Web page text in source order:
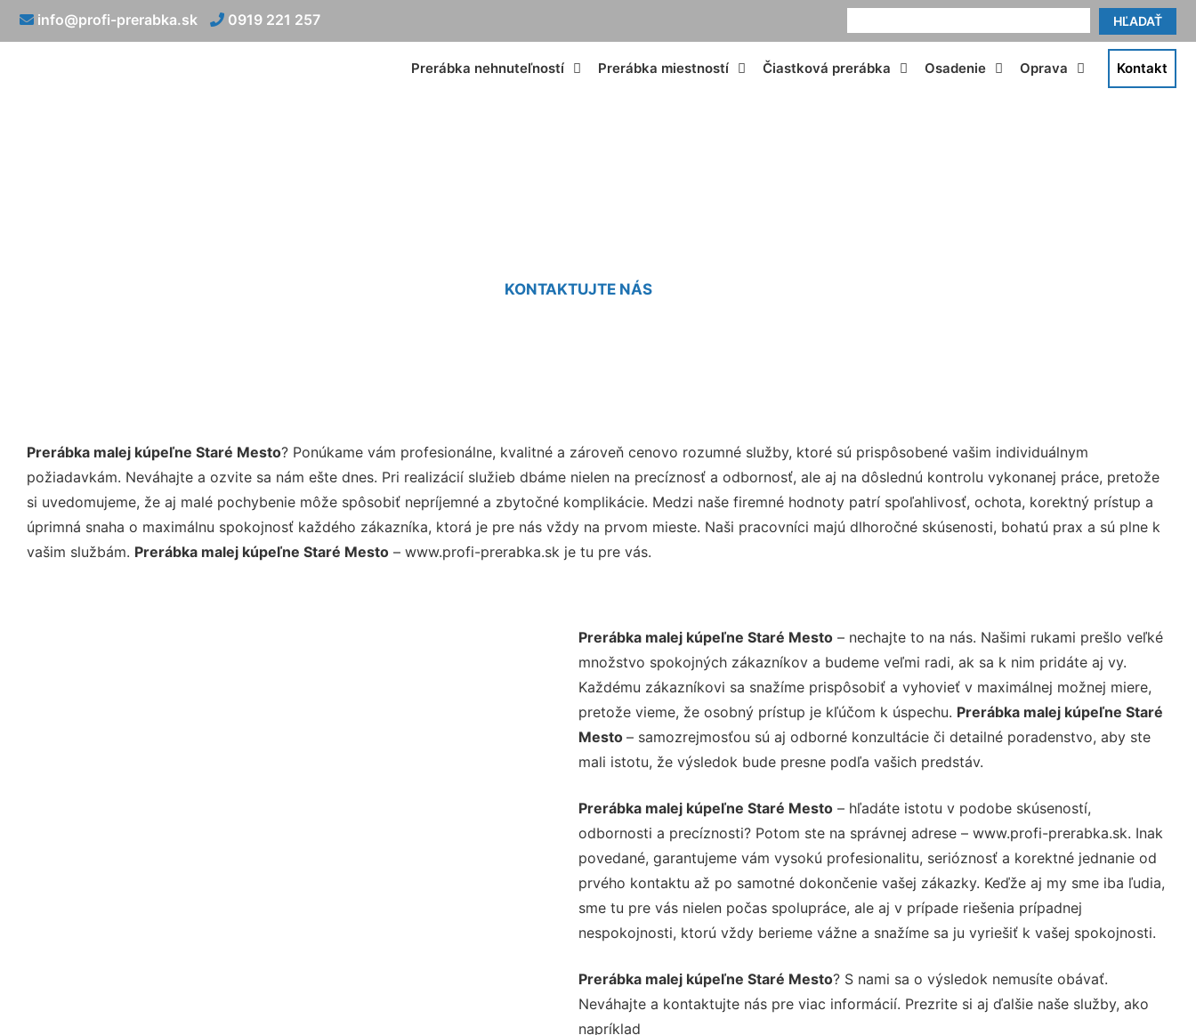
HĽADAŤ
info@profi-prerabka.sk 0919 221 257
Prerábka nehnuteľností Prerábka miestností Čiastková prerábka Osadenie Oprava Kontakt
KONTAKTUJTE NÁS
Prerábka malej kúpeľne Staré Mesto? Ponúkame vám profesionálne, kvalitné a zároveň cenovo rozumné služby, ktoré sú prispôsobené vašim individuálnym
požiadavkám. Neváhajte a ozvite sa nám ešte dnes. Pri realizácií služieb dbáme nielen na precíznosť a odbornosť, ale aj na dôslednú kontrolu vykonanej práce, pretože
si uvedomujeme, že aj malé pochybenie môže spôsobiť nepríjemné a zbytočné komplikácie. Medzi naše firemné hodnoty patrí spoľahlivosť, ochota, korektný prístup a
úprimná snaha o maximálnu spokojnosť každého zákazníka, ktorá je pre nás vždy na prvom mieste. Naši pracovníci majú dlhoročné skúsenosti, bohatú prax a sú plne k
vašim službám. Prerábka malej kúpeľne Staré Mesto – www.profi-prerabka.sk je tu pre vás.
Prerábka malej kúpeľne Staré Mesto– nechajte to na nás. Našimi rukami prešlo veľké
množstvo spokojných zákazníkov a budeme veľmi radi, ak sa k nim pridáte aj vy.
Každému zákazníkovi sa snažíme prispôsobiť a vyhovieť v maximálnej možnej miere,
pretože vieme, že osobný prístup je kľúčom k úspechu. Prerábka malej kúpeľne Staré
Mesto – samozrejmosťou sú aj odborné konzultácie či detailné poradenstvo, aby ste
mali istotu, že výsledok bude presne podľa vašich predstáv.
Prerábka malej kúpeľne Staré Mesto– hľadáte istotu v podobe skúseností,
odbornosti a precíznosti? Potom ste na správnej adrese – www.profi-prerabka.sk. Inak
povedané, garantujeme vám vysokú profesionalitu, serióznosť a korektné jednanie od
prvého kontaktu až po samotné dokončenie vašej zákazky. Keďže aj my sme iba ľudia,
sme tu pre vás nielen počas spolupráce, ale aj v prípade riešenia prípadnej
nespokojnosti, ktorú vždy berieme vážne a snažíme sa ju vyriešiť k vašej spokojnosti.
Prerábka malej kúpeľne Staré Mesto? S nami sa o výsledok nemusíte obávať.
Neváhajte a kontaktujte nás pre viac informácií. Prezrite si aj ďalšie naše služby, ako
napríklad